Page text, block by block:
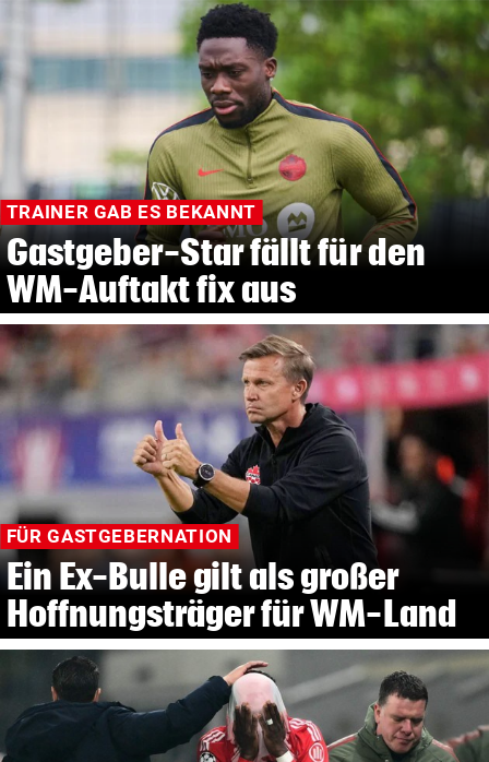
TRAINER GAB ES BEKANNT
Gastgeber-Star fällt für den
WM-Auftakt fix aus
FÜR GASTGEBERNATION
Ein Ex-Bulle gilt als großer
Hoffnungsträger für WM-Land